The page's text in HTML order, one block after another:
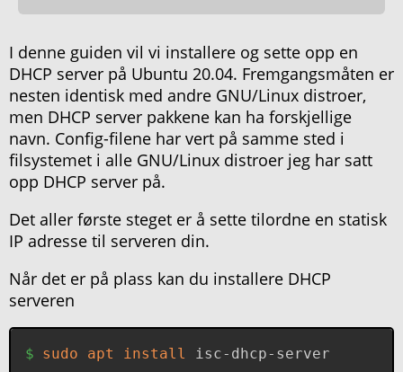
I denne guiden vil vi installere og sette opp en
DHCP server på Ubuntu 20.04. Fremgangsmåten er
nesten identisk med andre GNU/Linux distroer,
men DHCP server pakkene kan ha forskjellige
navn. Config-filene har vert på samme sted i
filsystemet i alle GNU/Linux distroer jeg har satt
opp DHCP server på.
Det aller første steget er å sette tilordne en statisk
IP adresse til serveren din.
Når det er på plass kan du installere DHCP
serveren
sudo apt install isc-dhcp-server